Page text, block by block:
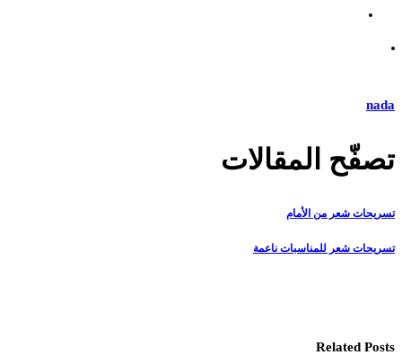
nada
تصفّح المقالات
تسريحات شعر من الأمام
تسريحات شعر للمناسبات ناعمة
Related Posts